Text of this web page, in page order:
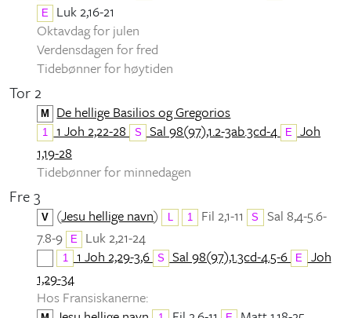
E
Luk 2,16-21
Oktavdag for julen
Verdensdagen for fred
Tidebønner for høytiden
Tor 2
M De hellige Basilios og Gregorios
1 1 Joh 2,22-28 S Sal 98(97),1.2-3ab.3cd-4 E
Joh
1,19-28
Tidebønner for minnedagen
Fre 3
V (Jesu hellige navn) L 1 Fil 2,1-11 S Sal 8,4-5.6-
7.8-9
E Luk 2,21-24
1 1 Joh 2,29-3,6 S Sal 98(97),1.3cd-4.5-6 E Joh
1,29-34
Hos Fransiskanerne: